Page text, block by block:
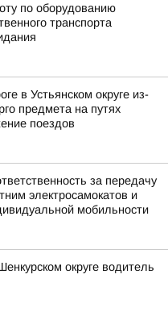
по оборудованию
транспорта
в Устьянском округе из-
предмета на путях
поездов
за передачу
электросамокатов и
мобильности
округе водитель